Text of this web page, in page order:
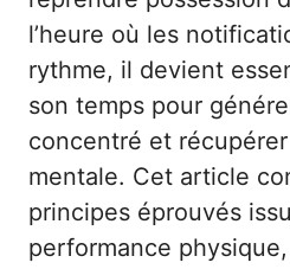
l’heure où les
rythme, il devient
son temps pour
concentré et récupérer
mentale. Cet article
principes éprouvés
performance